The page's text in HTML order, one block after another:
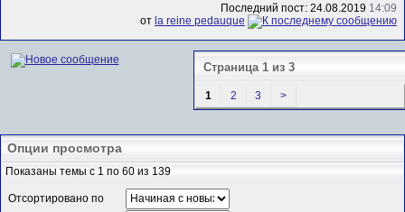
Последний пост: 24.08.2019 14:09
от la reine pedauque
Страница 1 из 3
1 2 3 >
Опции просмотра
Показаны темы с 1 по 60 из 139
Отсортировано по